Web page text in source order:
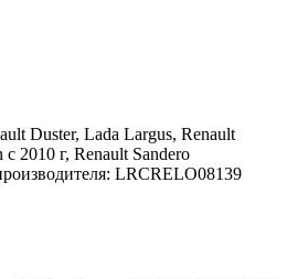
Duster, Lada Largus, Renault
2010 г, Renault Sandero
LRCRELO08139